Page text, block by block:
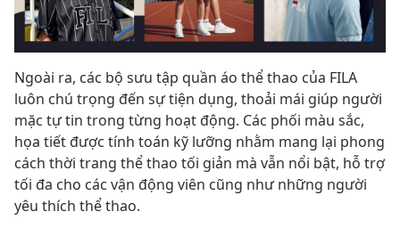
Ngoài ra, các bộ sưu tập quần áo thể thao của FILA
luôn chú trọng đến sự tiện dụng, thoải mái giúp người
mặc tự tin trong từng hoạt động. Các phối màu sắc,
họa tiết được tính toán kỹ lưỡng nhằm mang lại phong
cách thời trang thể thao tối giản mà vẫn nổi bật, hỗ trợ
tối đa cho các vận động viên cũng như những người
yêu thích thể thao.